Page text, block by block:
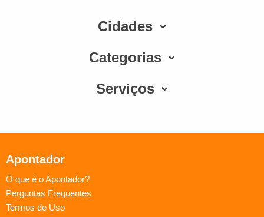
Cidades
Categorias
Serviços
Apontador
O que é o Apontador?
Perguntas Frequentes
Termos de Uso